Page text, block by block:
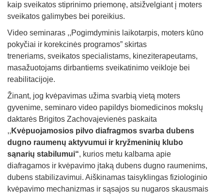
kaip sveikatos stiprinimo priemonę, atsižvelgiant į moters
sveikatos galimybes bei poreikius.
Video seminaras ,,Pogimdyminis laikotarpis, moters kūno
pokyčiai ir korekcinės programos” skirtas
treneriams, sveikatos specialistams, kineziterapeutams,
masažuotojams dirbantiems sveikatinimo veikloje bei
reabilitacijoje.
Žinant, jog kvėpavimas užima svarbią vietą moters
gyvenime, seminaro video papildys biomedicinos mokslų
daktarės Brigitos Zachovajevienės paskaita
,, Kvėpuojamosios pilvo diafragmos svarba dubens
dugno raumenų aktyvumui ir kryžmeninių klubo
sąnarių stabilumui“, kurios metu kalbama apie
diafragamos ir kvėpavimo įtaką dubens dugno raumenims,
dubens stabilizavimui. Aiškinamas taisyklingas fiziologinio
kvėpavimo mechanizmas ir sąsajos su nugaros skausmais